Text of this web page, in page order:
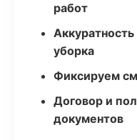
работ
уборка
Фиксируем
Договор и
документов